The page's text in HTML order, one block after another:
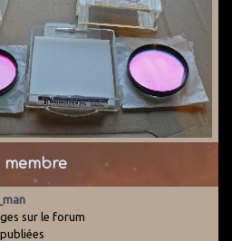
membre
sur le forum